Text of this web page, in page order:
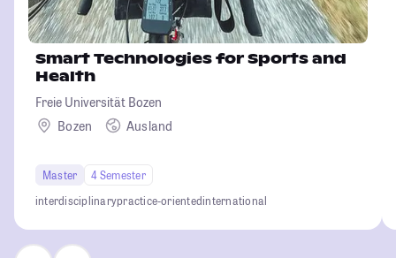
Smart Technologies for Sports and
Health
Freie Universität Bozen
Bozen
Ausland
Master
4 Semester
interdisciplinarypractice-orientedinternational